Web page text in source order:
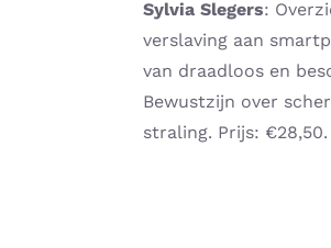
Sylvia Slegers:
verslaving aan
van draadloos en
Bewustzijn over
straling. Prijs: €28,50.